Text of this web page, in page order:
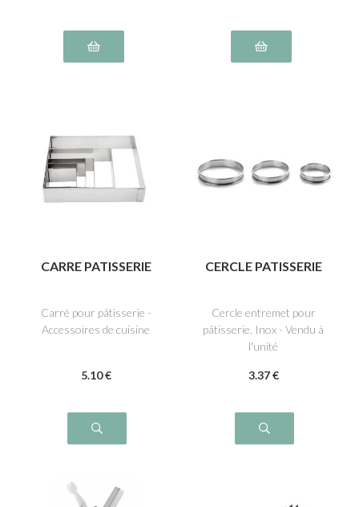
CARRE PATISSERIE
Carré pour pâtisserie -
Accessoires de cuisine
5.10 €
CERCLE PATISSERIE
Cercle entremet pour
pâtisserie, Inox - Vendu à
l'unité
3.37 €